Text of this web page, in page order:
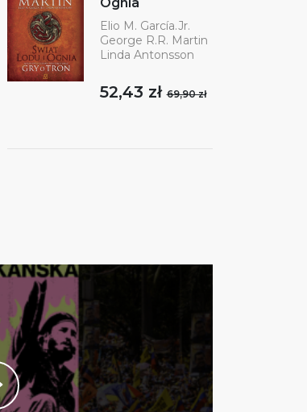
Elio M. García.Jr.
George R.R. Martin
Linda Antonsson
52,43 zł69,90 zł